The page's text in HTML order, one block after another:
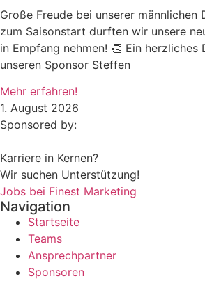
Große Freude bei unserer männlichen
zum Saisonstart durften wir unsere
in Empfang nehmen! 👏 Ein herzliches
unseren Sponsor Steffen
Mehr erfahren!
1. August 2026
Sponsored by:
Karriere in Kernen?
Wir suchen Unterstützung!
Jobs bei Finest Marketing
Navigation
Startseite
Teams
Ansprechpartner
Sponsoren